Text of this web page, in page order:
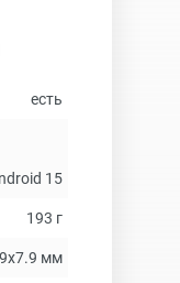
есть
15
193 г
мм